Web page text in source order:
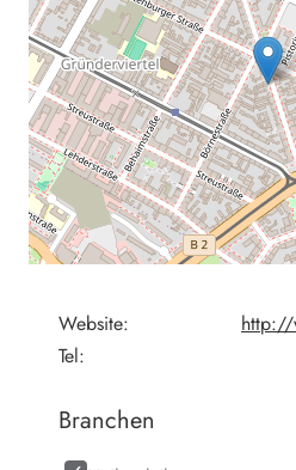
Website:
http://
Tel:
Branchen